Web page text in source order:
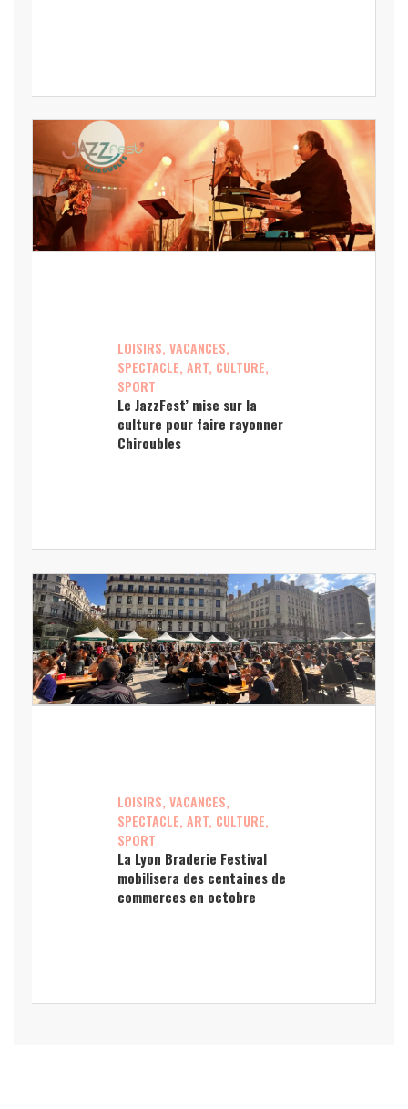
LOISIRS, VACANCES,
SPECTACLE, ART, CULTURE,
SPORT
Le JazzFest’ mise sur la
culture pour faire rayonner
Chiroubles
LOISIRS, VACANCES,
SPECTACLE, ART, CULTURE,
SPORT
La Lyon Braderie Festival
mobilisera des centaines de
commerces en octobre